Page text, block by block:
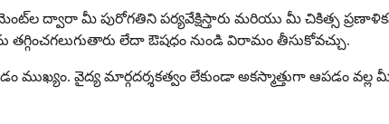
మీ పురోగతిని పర్యవేక్షిస్తారు మరియు మీ చికిత్స
లేదా ఔషధం నుండి విరామం తీసుకోవచ్చు.
వైద్య మార్గదర్శకత్వం లేకుండా అకస్మాత్తుగా ఆపడం